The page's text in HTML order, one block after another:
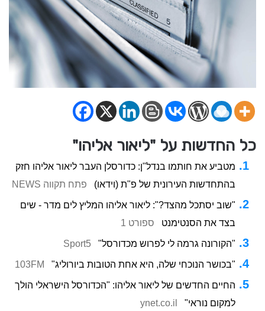
כל החדשות על "ליאור אליהו"
מטביע את חותמו בנדל"ן: כדורסלן העבר ליאור אליהו חזק
בהתחדשות העירונית של פ"ת (וידאו)
פתח תקווה NEWS
"שוב יסתכל מהצד?": ליאור אליהו המליץ לים מדר - שים
בצד את הסנטימנט
ספורט 1
"הקורונה גרמה לי לפרוש מכדורסל" Sport5
"בכושר הנוכחי שלה, היא אחת הטובות ביורוליג" 103FM
החיים החדשים של ליאור אליהו: "הכדורסל הישראלי הולך
למקום נוראי"
ynet.co.il